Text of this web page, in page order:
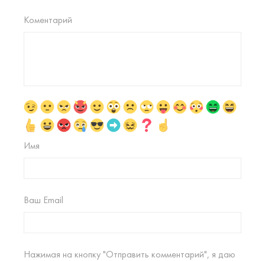
Коментарий
Имя
Ваш Email
Нажимая на кнопку "Отправить комментарий", я даю